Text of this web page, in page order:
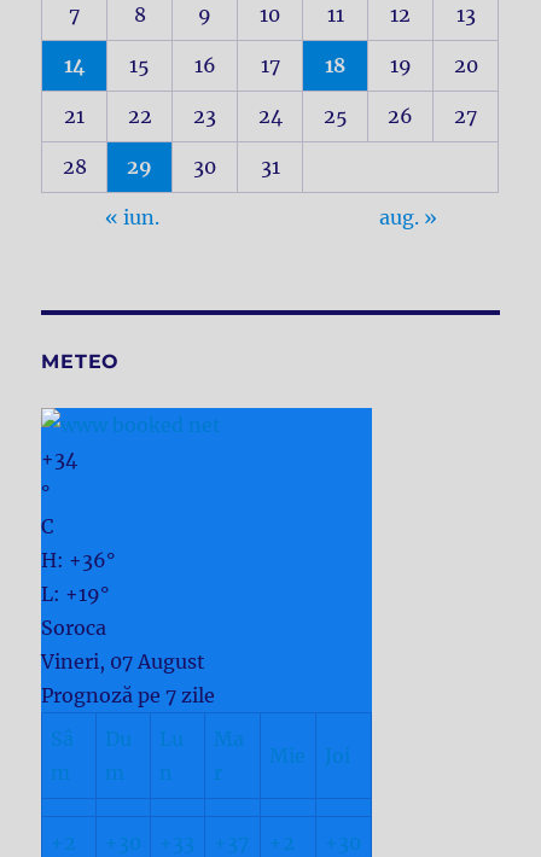
7 8 9 10 11 12 13
14 15 16 17 18 19 20
21 22 23 24 25 26 27
28 29 30 31
« iun. aug. »
METEO
+34
°
C
H: +36°
L: +19°
Soroca
Vineri, 07 August
Prognoză pe 7 zile
Sâ
m
Du
m
Lu
n
Ma
r
Mie Joi
+2
+ 30
+ 33
+ 37
+2
+ 30